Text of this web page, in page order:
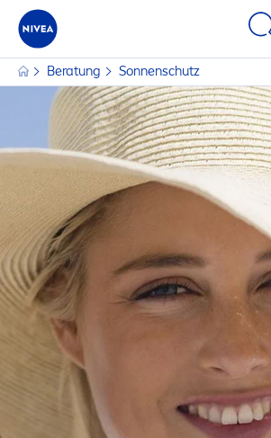
Beratung Sonnenschutz
FILTER
PRODUKTKATEGORIE
Haare
Körper
Sonne
AUSGEWÄHLTE FILTER